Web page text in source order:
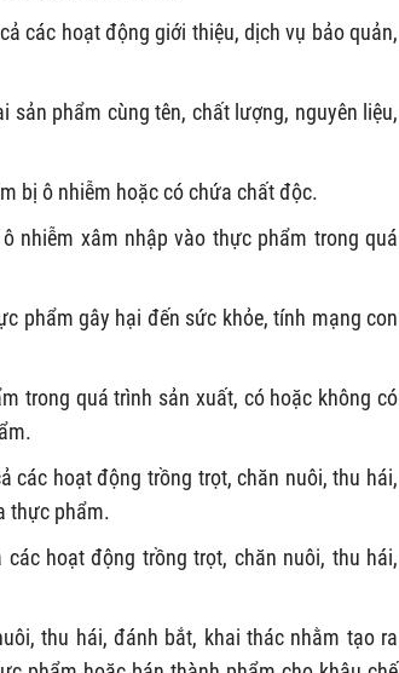
các hoạt động giới thiệu, dịch vụ bảo quản,
sản phẩm cùng tên, chất lượng, nguyên liệu,
bị ô nhiễm hoặc có chứa chất độc.
nhiễm xâm nhập vào thực phẩm trong quá
phẩm gây hại đến sức khỏe, tính mạng con
trong quá trình sản xuất, có hoặc không có
các hoạt động trồng trọt, chăn nuôi, thu hái,
thực phẩm.
hoạt động trồng trọt, chăn nuôi, thu hái,
thu hái, đánh bắt, khai thác nhằm tạo ra